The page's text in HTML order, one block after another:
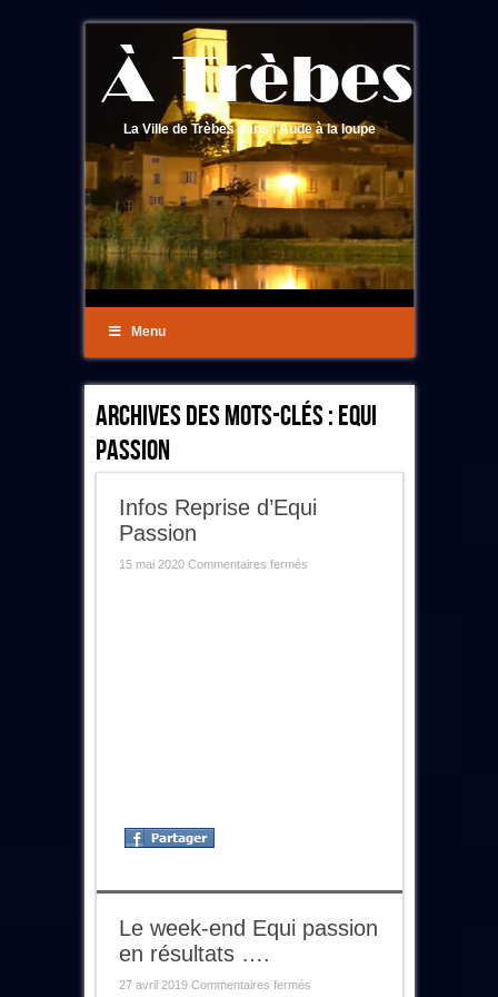
La Ville de Trèbes dans l'Aude à la loupe
Menu
Archives Des Mots-Clés :Equi
Passion
Infos Reprise d’Equi
Passion
15 mai 2020 Commentaires ferméssur
Le week-end Equi passion
en résultats ….
27 avril 2019 Commentaires ferméssur